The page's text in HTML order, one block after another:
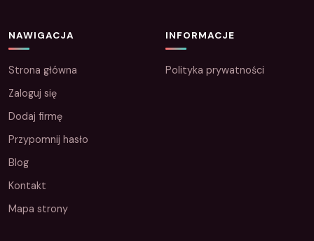
NAWIGACJA
Strona główna
Zaloguj się
Dodaj firmę
Przypomnij hasło
Blog
Kontakt
Mapa strony
INFORMACJE
Polityka prywatności